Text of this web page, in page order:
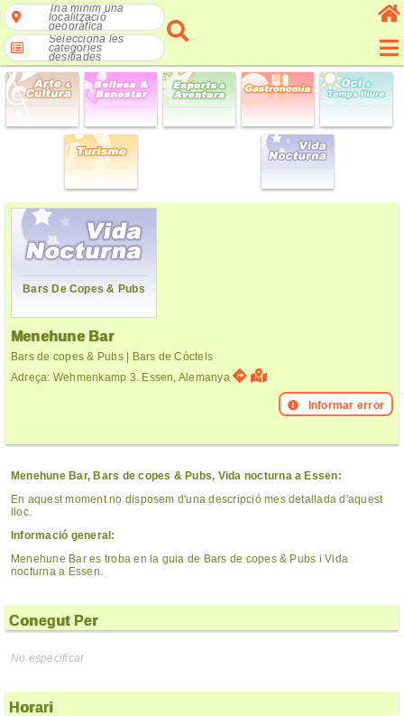
Tria mínim una
localització
geogràfica
Selecciona les
categories
desitjades
Bars De Copes & Pubs
Menehune Bar
Bars de copes & Pubs | Bars de Còctels
Adreça: Wehmenkamp 3. Essen, Alemanya
Informar error
Menehune Bar, Bars de copes & Pubs, Vida nocturna a Essen:
En aquest moment no disposem d'una descripció mes detallada d'aquest
lloc.
Informació general:
Menehune Bar es troba en la guia de Bars de copes & Pubs i Vida
nocturna a Essen.
Conegut Per
No especificat
Horari